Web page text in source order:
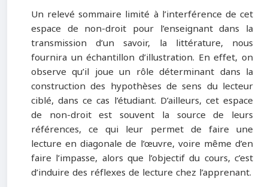
Un relevé sommaire limité à l’interférence de cet
espace de non-droit pour l’enseignant dans la
transmission d’un savoir, la littérature, nous
fournira un échantillon d’illustration. En effet, on
observe qu’il joue un rôle déterminant dans la
construction des hypothèses de sens du lecteur
ciblé, dans ce cas l’étudiant. D’ailleurs, cet espace
de non-droit est souvent la source de leurs
références, ce qui leur permet de faire une
lecture en diagonale de l’œuvre, voire même d’en
faire l’impasse, alors que l’objectif du cours, c’est
d’induire des réflexes de lecture chez l’apprenant.